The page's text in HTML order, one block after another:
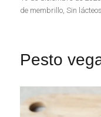
el
de membrillo,Sin lácteos
Pesto